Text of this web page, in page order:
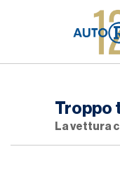
Troppo
La vettura